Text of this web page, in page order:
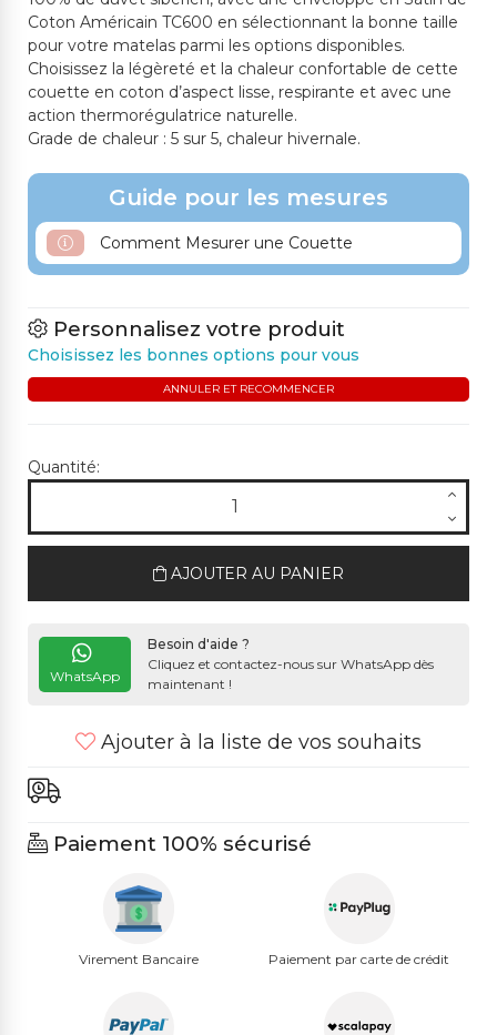
Coton Américain TC600 en sélectionnant la bonne taille
pour votre matelas parmi les options disponibles.
Choisissez la légèreté et la chaleur confortable de cette
couette en coton d’aspect lisse, respirante et avec une
action thermorégulatrice naturelle.
Grade de chaleur : 5 sur 5, chaleur hivernale.
Guide pour les mesures
Comment Mesurer une Couette
Personnalisez votre produit
Choisissez les bonnes options pour vous
ANNULER ET RECOMMENCER
Quantité:
AJOUTER AU PANIER
WhatsApp
Besoin d'aide ?
Cliquez et contactez-nous sur WhatsApp dès
maintenant !
Ajouter à la liste de vos souhaits
Paiement 100% sécurisé
Virement Bancaire Paiement par carte de crédit